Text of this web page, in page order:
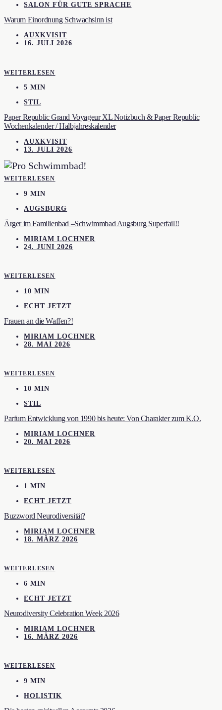
SALON FÜR GUTE SPRACHE
Warum Einordnung Schwachsinn ist
AUXKVISIT
16. JULI 2026
WEITERLESEN
5 MIN
STIL
Paper Republic Grand Voyageur XL Notizbuch & Paper Republic
Wochenkalender / Halbjahreskalender
AUXKVISIT
13. JULI 2026
WEITERLESEN
9 MIN
AUGSBURG
Ärger im Familienbad –Schwimmbad Augsburg Superfail!!
MIRIAM LOCHNER
24. JUNI 2026
WEITERLESEN
10 MIN
ECHT JETZT
Frauen an die Waffen?!
MIRIAM LOCHNER
28. MAI 2026
WEITERLESEN
10 MIN
STIL
Parfum Entwicklung von 1990 bis heute: Von Charakter zum K.O.
MIRIAM LOCHNER
20. MAI 2026
WEITERLESEN
1 MIN
ECHT JETZT
Buzzword Neurodiversität?
MIRIAM LOCHNER
18. MÄRZ 2026
WEITERLESEN
6 MIN
ECHT JETZT
Neurodiversity Celebration Week 2026
MIRIAM LOCHNER
16. MÄRZ 2026
WEITERLESEN
9 MIN
HOLISTIK